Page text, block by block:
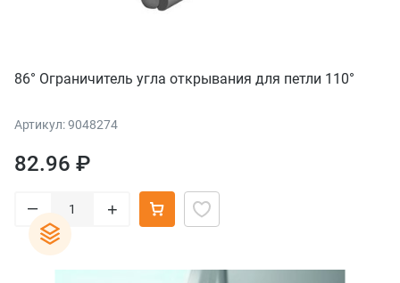
86° Ограничитель угла открывания для петли 110°
Артикул: 9048274
82.96 ₽
– +